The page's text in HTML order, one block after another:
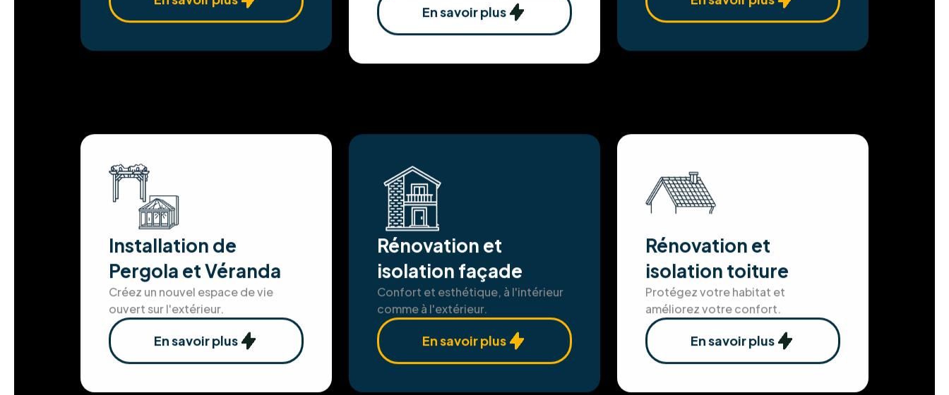
En savoir plus
En savoir plus
En savoir plus
Installation de
Pergola et Véranda
Créez un nouvel espace de vie
ouvert sur l'extérieur.
En savoir plus
Rénovation et
isolation façade
Confort et esthétique, à l'intérieur
comme à l'extérieur.
En savoir plus
Rénovation et
isolation toiture
Protégez votre habitat et
améliorez votre confort.
En savoir plus